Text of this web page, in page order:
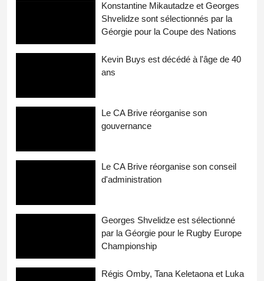
Konstantine Mikautadze et Georges
Shvelidze sont sélectionnés par la
Géorgie pour la Coupe des Nations
Kevin Buys est décédé à l'âge de 40
ans
Le CA Brive réorganise son
gouvernance
Le CA Brive réorganise son conseil
d'administration
Georges Shvelidze est sélectionné
par la Géorgie pour le Rugby Europe
Championship
Régis Omby, Tana Keletaona et Luka